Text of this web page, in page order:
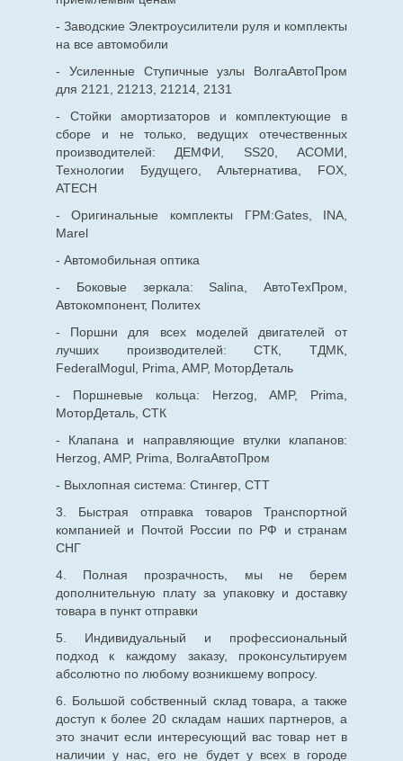
- Заводские Электроусилители руля и комплекты
на все автомобили
- Усиленные Ступичные узлы ВолгаАвтоПром
для 2121, 21213, 21214, 2131
- Стойки амортизаторов и комплектующие в
сборе и не только, ведущих отечественных
производителей: ДЕМФИ, SS20, АСОМИ,
Технологии Будущего, Альтернатива, FOX,
ATECH
- Оригинальные комплекты ГРМ:Gates, INA,
Marel
- Автомобильная оптика
- Боковые зеркала: Salina, АвтоТехПром,
Автокомпонент, Политех
- Поршни для всех моделей двигателей от
лучших производителей: СТК, ТДМК,
FederalMogul, Prima, AMP, МоторДеталь
- Поршневые кольца: Herzog, AMP, Prima,
МоторДеталь, СТК
- Клапана и направляющие втулки клапанов:
Herzog, AMP, Prima, ВолгаАвтоПром
- Выхлопная система: Стингер, СТТ
3. Быстрая отправка товаров Транспортной
компанией и Почтой России по РФ и странам
СНГ
4. Полная прозрачность, мы не берем
дополнительную плату за упаковку и доставку
товара в пункт отправки
5. Индивидуальный и профессиональный
подход к каждому заказу, проконсультируем
абсолютно по любому возникшему вопросу.
6. Большой собственный склад товара, а также
доступ к более 20 складам наших партнеров, а
это значит если интересующий вас товар нет в
наличии у нас, его не будет у всех в городе